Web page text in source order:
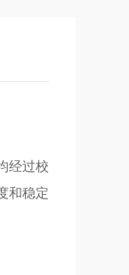
经过校
和稳定